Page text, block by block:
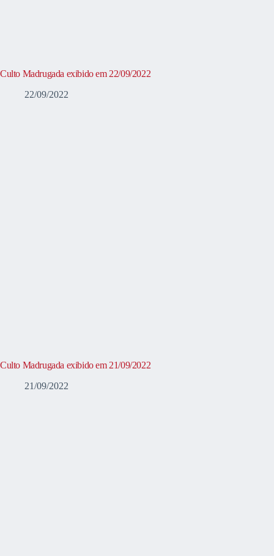
Culto Madrugada exibido em 22/09/2022
22/09/2022
Culto Madrugada exibido em 21/09/2022
21/09/2022